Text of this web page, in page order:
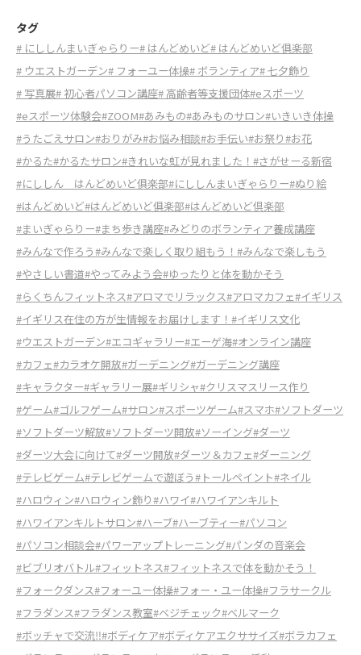
タグ
# にししんまいぎゃらりー# はんどめいど# はんどめいど俱楽部
# ウエストガーデン# フォーユー体操# ボランティア# 七夕飾り
# 写真展# 初心者パソコン講座# 高齢者等支援団体#eスポーツ
#eスポーツ体験会#ZOOM#あみもの#あみものサロン#いきいき体操
#うたごえサロン#おりがみ#お悩み相談#お手伝い#お祭り#お花
#かるた#かるたサロン#きれいな虹が見れました！ #さがせーる新宿
#にししん はんどめいど俱楽部#にししんまいぎゃらりー#ぬり絵
#はんどめいど#はんどめいど俱楽部#はんどめいど倶楽部
#まいぎゃらりー#まち歩き講座#みどりのボランティア養成講座
#みんなで作ろう#みんなで楽しく取り組もう！ #みんなで楽しもう
#やさしい書道#やってみよう会#ゆったりと体を動かそう
#らくちんフィットネス#アロマでリラックス#アロマカフェ#イギリス
#イギリス在住の方が生情報をお届けします！ #イギリス文化
#ウエストガーデン#エコギャラリー#エーゲ海#オンライン講座
#カフェ#カラオケ開放#ガーデニング#ガーデニング講座
#キャラクター#ギャラリー展#ギリシャ#クリスマスリース作り
#ゲーム#ゴルフゲーム#サロン#スポーツゲーム#スマホ#ソフトダーツ
#ソフトダーツ解放#ソフトダーツ開放#ソーイング#ダーツ
#ダーツ大会に向けて#ダーツ開放#ダーツ＆カフェ#ダーニング
#テレビゲーム#テレビゲームで遊ぼう#トールペイント#ネイル
#ハロウィン#ハロウィン飾り#ハワイ#ハワイアンキルト
#ハワイアンキルトサロン#ハーブ#ハーブティー#パソコン
#パソコン相談会#パワーアップトレーニング#パンダの音楽会
#ビブリオバトル#フィットネス#フィットネスで体を動かそう！
#フォークダンス#フォーユー体操#フォー・ユー体操#フラサークル
#フラダンス#フラダンス教室#ベジチェック#ベルマーク
#ボッチャで交流‼#ボディケア#ボディケアエクササイズ#ボラカフェ